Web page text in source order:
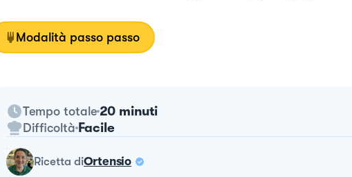
Modalità passo passo
Tempo totale 20 minuti
Difficoltà Facile
ricetta diOrtensio